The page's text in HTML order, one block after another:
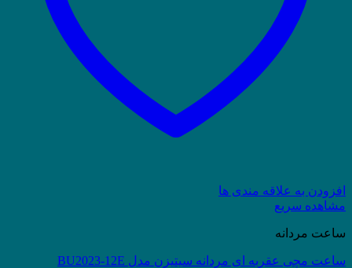
افزودن به علاقه مندی ها
مشاهده سریع
ساعت مردانه
ساعت مچی عقربه ای مردانه سیتیزن مدل BU2023-12E